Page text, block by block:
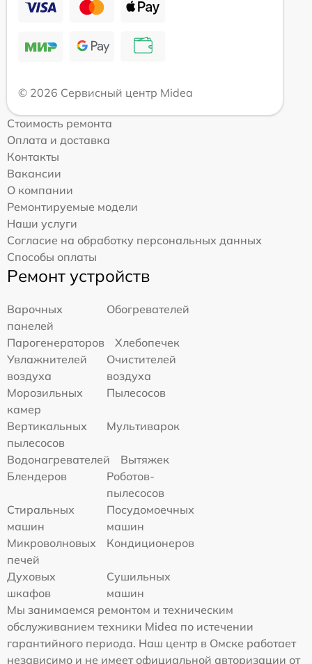
© 2026 Сервисный центр Midea
Стоимость ремонта
Оплата и доставка
Контакты
Вакансии
О компании
Ремонтируемые модели
Наши услуги
Согласие на обработку персональных данных
Способы оплаты
Ремонт устройств
Варочных
панелей
Обогревателей
Парогенераторов
Хлебопечек
Увлажнителей
воздуха
Очистителей
воздуха
Морозильных
камер
Пылесосов
Вертикальных
пылесосов
Мультиварок
Водонагревателей
Вытяжек
Блендеров
Роботов-
пылесосов
Стиральных
машин
Посудомоечных
машин
Микроволновых
печей
Кондиционеров
Духовых
шкафов
Сушильных
машин
Мы занимаемся ремонтом и техническим
обслуживанием техники Midea по истечении
гарантийного периода. Наш центр в Омске работает
независимо и не имеет официальной авторизации от